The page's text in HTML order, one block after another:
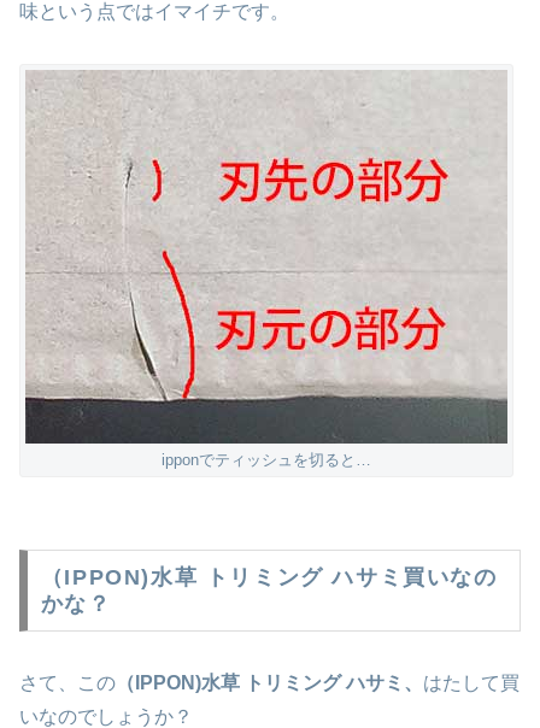
味という点ではイマイチです。
ipponでティッシュを切ると…
（IPPON)水草 トリミング ハサミ買いなの
かな？
さて、この （IPPON)水草 トリミング ハサミ、 はたして買
いなのでしょうか？